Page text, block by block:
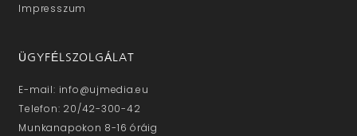
Impresszum
ÜGYFÉLSZOLGÁLAT
E-mail: info@ujmedia.eu
Telefon: 20/42-300-42
Munkanapokon 8-16 óráig